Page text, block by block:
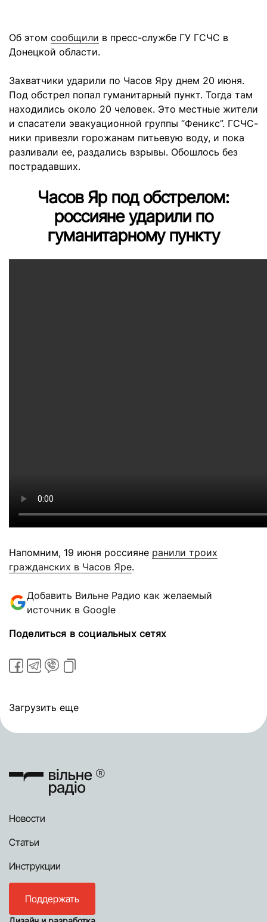
Об этом сообщили в пресс-службе ГУ ГСЧС в
Донецкой области.
Захватчики ударили по Часов Яру днем ​​20 июня.
Под обстрел попал гуманитарный пункт. Тогда там
находились около 20 человек. Это местные жители
и спасатели эвакуационной группы “Феникс”. ГСЧС-
ники привезли горожанам питьевую воду, и пока
разливали ее, раздались взрывы. Обошлось без
пострадавших.
Часов Яр под обстрелом:
россияне ударили по
гуманитарному пункту
Напомним, 19 июня россияне ранили троих
гражданских в Часов Яре.
Добавить Вильне Радио как желаемый
источник в Google
Поделиться в социальных сетях
Загрузить еще
Новости
Статьи
Инструкции
Поддержать